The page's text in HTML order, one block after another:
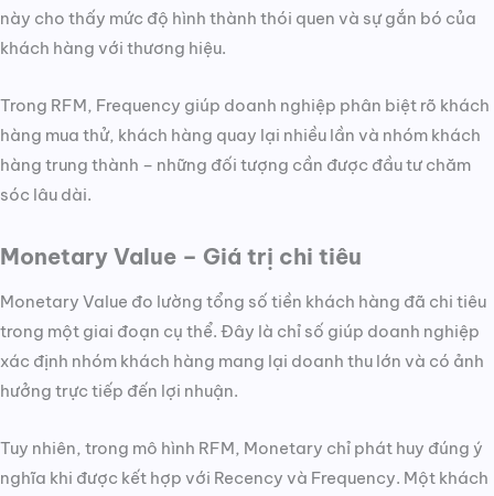
này cho thấy mức độ hình thành thói quen và sự gắn bó của
khách hàng với thương hiệu.
Trong RFM, Frequency giúp doanh nghiệp phân biệt rõ khách
hàng mua thử, khách hàng quay lại nhiều lần và nhóm khách
hàng trung thành – những đối tượng cần được đầu tư chăm
sóc lâu dài.
Monetary Value – Giá trị chi tiêu
Monetary Value đo lường tổng số tiền khách hàng đã chi tiêu
trong một giai đoạn cụ thể. Đây là chỉ số giúp doanh nghiệp
xác định nhóm khách hàng mang lại doanh thu lớn và có ảnh
hưởng trực tiếp đến lợi nhuận.
Tuy nhiên, trong mô hình RFM, Monetary chỉ phát huy đúng ý
nghĩa khi được kết hợp với Recency và Frequency. Một khách